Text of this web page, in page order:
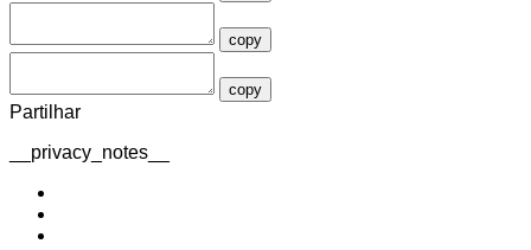
copy
copy
Partilhar
__privacy_notes__